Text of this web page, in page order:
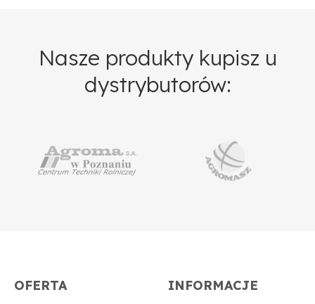
Nasze produkty kupisz u
dystrybutorów:
OFERTA INFORMACJE